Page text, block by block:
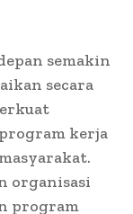
semakin
secara
kerja
organisasi
program